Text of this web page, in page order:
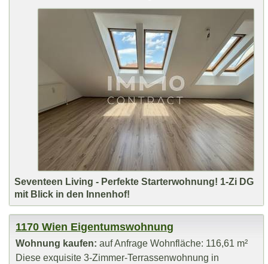
Seventeen Living - Perfekte Starterwohnung! 1-Zi DG
mit Blick in den Innenhof!
1170 Wien Eigentumswohnung
Wohnung kaufen: auf Anfrage Wohnfläche: 116,61 m²
Diese exquisite 3-Zimmer-Terrassenwohnung in